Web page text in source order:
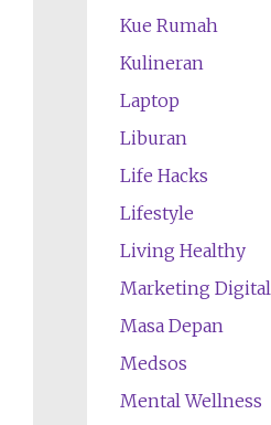
Kue Rumah
Kulineran
Laptop
Liburan
Life Hacks
Lifestyle
Living Healthy
Marketing Digital
Masa Depan
Medsos
Mental Wellness